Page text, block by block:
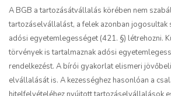
A BGB a tartozásátvállalás körében nem
tartozáselvállalást, a felek azonban jogosultak
adósi egyetemlegességet (421. §) létrehozni.
törvények is tartalmaznak adósi
rendelkezést. A bírói gyakorlat elismeri
elvállalását is. A kezességhez hasonlóan a